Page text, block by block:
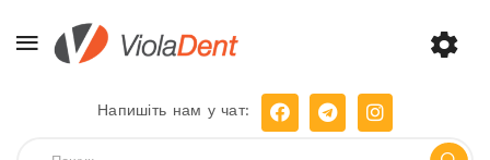
Напишіть нам у чат: